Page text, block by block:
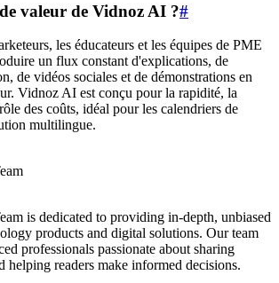
valeur de Vidnoz AI ?#
les éducateurs et les équipes de PME
un flux constant d'explications, de
de vidéos sociales et de démonstrations en
Vidnoz AI est conçu pour la rapidité, la
des coûts, idéal pour les calendriers de
multilingue.
is dedicated to providing in-depth, unbiased
products and digital solutions. Our team
professionals passionate about sharing
helping readers make informed decisions.